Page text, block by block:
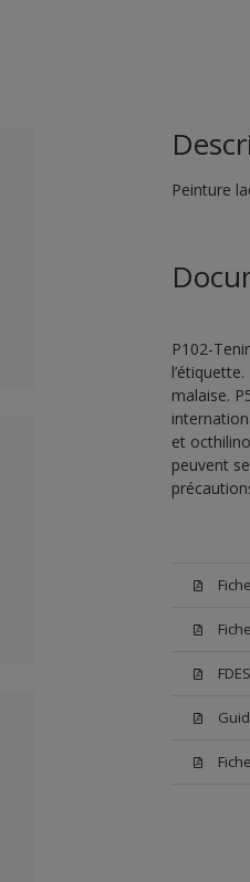
Peinture
P102-
malaise.
et
peuvent